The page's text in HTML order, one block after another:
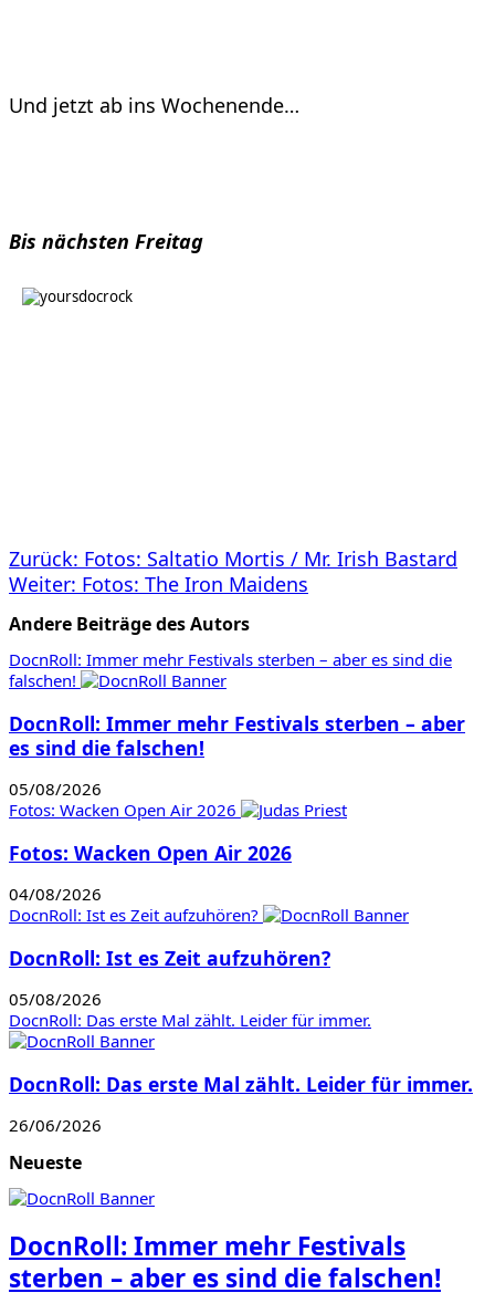
Und jetzt ab ins Wochenende…
Bis nächsten Freitag
Beitragsnavigation
Zurück: Fotos: Saltatio Mortis / Mr. Irish Bastard
Weiter: Fotos: The Iron Maidens
Andere Beiträge des Autors
DocnRoll: Immer mehr Festivals sterben – aber es sind die
falschen!
DocnRoll: Immer mehr Festivals sterben – aber
es sind die falschen!
05/08/2026
Fotos: Wacken Open Air 2026
Fotos: Wacken Open Air 2026
04/08/2026
DocnRoll: Ist es Zeit aufzuhören?
DocnRoll: Ist es Zeit aufzuhören?
05/08/2026
DocnRoll: Das erste Mal zählt. Leider für immer.
DocnRoll: Das erste Mal zählt. Leider für immer.
26/06/2026
Neueste
DocnRoll: Immer mehr Festivals
sterben – aber es sind die falschen!